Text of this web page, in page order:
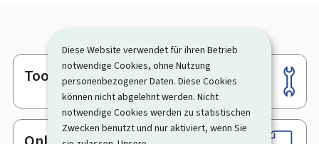
Diese Website verwendet für ihren Betrieb
notwendige Cookies, ohne Nutzung
personenbezogener Daten. Diese Cookies
können nicht abgelehnt werden. Nicht
notwendige Cookies werden zu statistischen
Zwecken benutzt und nur aktiviert, wenn Sie
Footer
Tools